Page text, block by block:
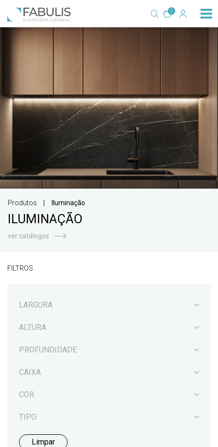
0
Produtos Iluminação
ILUMINAÇÃO
ver catálogos
FILTROS
LARGURA
ALTURA
PROFUNDIDADE
CAIXA
COR
TIPO
Limpar